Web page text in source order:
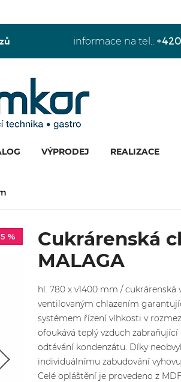
informace na tel.:
VÝPRODEJ REALIZACE
Cukrárenská
MALAGA
hl. 780 x v1400 mm / cukrárenská
ventilovaným chlazením
systémem řízení vlhkosti v
ofoukává teplý vzduch
odtávání kondenzátu. Díky
individuálnímu zabudování
Celé opláštění je provedeno z
%